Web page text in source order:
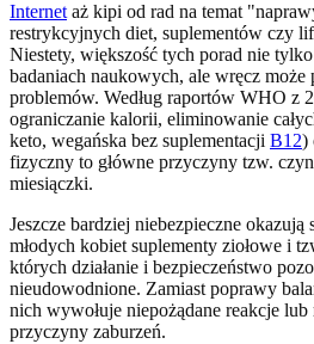
Internet aż kipi od rad na temat
restrykcyjnych diet, suplementów czy
Niestety, większość tych porad nie
badaniach naukowych, ale wręcz może
problemów. Według raportów WHO z
ograniczanie kalorii, eliminowanie
keto, wegańska bez suplementacji B12)
fizyczny to główne przyczyny tzw.
miesiączki.
Jeszcze bardziej niebezpieczne okazują
młodych kobiet suplementy ziołowe i
których działanie i bezpieczeństwo
nieudowodnione. Zamiast poprawy
nich wywołuje niepożądane reakcje
przyczyny zaburzeń.